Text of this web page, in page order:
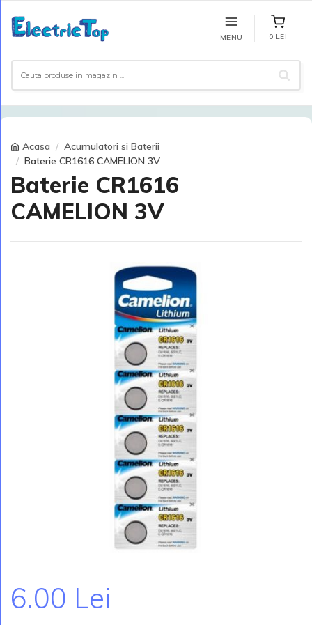
MENU 0 LEI
Acasa
Acumulatori si Baterii
Baterie CR1616 CAMELION 3V
Baterie CR1616
CAMELION 3V
6.00 Lei